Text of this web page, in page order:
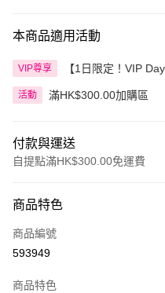
本商品適用活動
VIP尊享 【1日限定！VIP
活動 滿HK$300.00加購區
付款與運送
自提點滿HK$300.00免運費
信用卡
Apple Pay
商品特色
商品編號
593949
商品特色